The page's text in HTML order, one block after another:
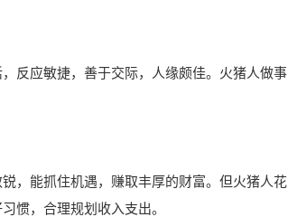
反应敏捷，善于交际，人缘颇佳。火猪人做事
，能抓住机遇，赚取丰厚的财富。但火猪人花
惯，合理规划收入支出。